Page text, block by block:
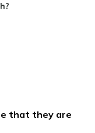
that they are